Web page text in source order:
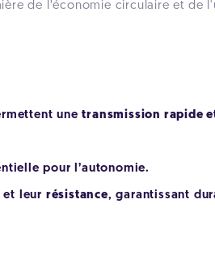
de l’économie circulaire et de
unetransmission rapide
pour l’autonomie.
et leur résistance, garantissant